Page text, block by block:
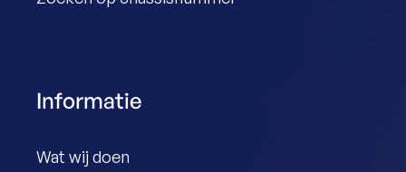
Informatie
Wat wij doen